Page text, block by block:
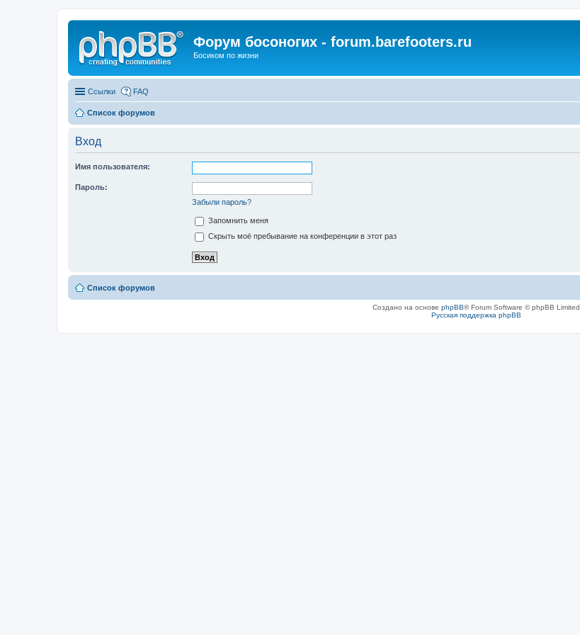
Форум босоногих - forum.barefooters.ru
Босиком по жизни
Ссылки FAQ
Список форумов
Вход
Имя пользователя:
Пароль:
Забыли пароль?
Запомнить меня
Скрыть моё пребывание на конференции в этот раз
Список форумов
Создано на основе phpBB® Forum Software © phpBB Limited
Русская поддержка phpBB